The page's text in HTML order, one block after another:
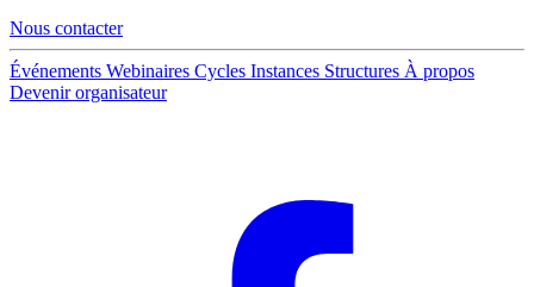
Nous contacter
Événements Webinaires Cycles Instances Structures À propos
Devenir organisateur